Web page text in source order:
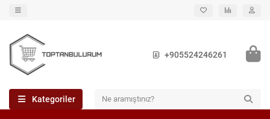
+905524246261
Kategoriler